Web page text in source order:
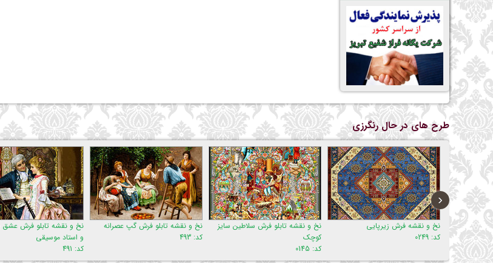
طرح های در حال رنگرزی
نخ و نقشه فرش زیرپایی
کد: 0249
نخ و نقشه تابلو فرش سلاطین سایز
نخ و نقشه تابلو فرش گپ عصرانه
نخ و نقشه تابلو فرش عشق پرنسس
و استاد موسیقی
‹